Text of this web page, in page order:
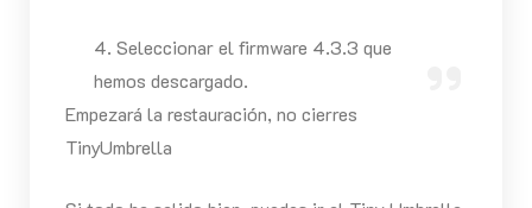
4. Seleccionar el firmware 4.3.3 que
hemos descargado.
Empezará la restauración, no cierres
TinyUmbrella